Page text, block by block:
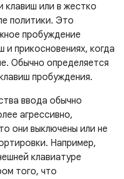
клавиш или в жестко
политики. Это
пробуждение
прикосновениях, когда
Обычно определяется
пробуждения.
ввода обычно
агрессивно,
они выключены или не
Например,
клавиатуре
того, что